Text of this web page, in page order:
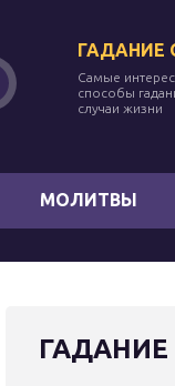
ГАДАНИЕ
Самые
способы
случаи жизни
МОЛИТВЫ